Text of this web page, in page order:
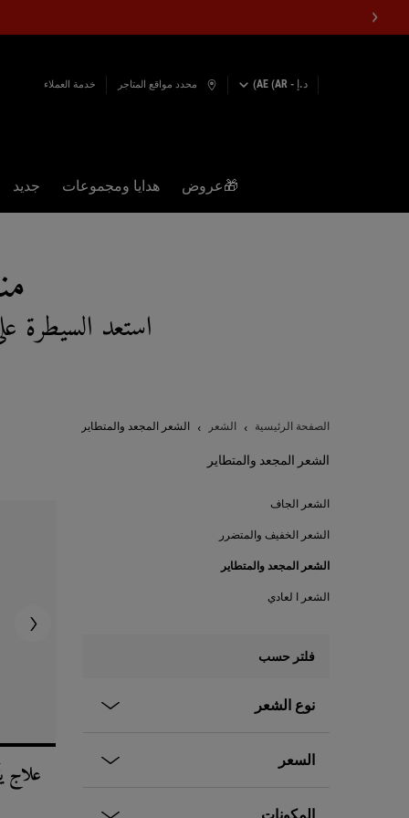
د.إ - AE (AR) محدد مواقع المتاجر خدمة العملاء
🎁عروض هدايا ومجموعات جديد
استعد السيطرة
الصفحة الرئيسية الشعر الشعر المجعد والمتطاير
الشعر المجعد والمتطاير
الشعر المجعد والمتطاير
الشعر الجاف
الشعر الخفيف والمتضرر
الشعر المجعد والمتطاير
الشعر ا لعادي
فلتر حسب
نوع الشعر
السعر علاج